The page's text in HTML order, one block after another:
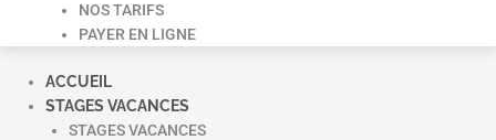
NOS TARIFS
PAYER EN LIGNE
ACCUEIL
STAGES VACANCES
STAGES VACANCES